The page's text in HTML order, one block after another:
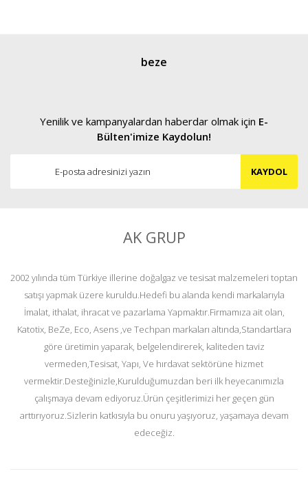
beze
Yenilik ve kampanyalardan haberdar olmak için E-
Bülten'imize Kaydolun!
KAYDOL
AK GRUP
2002 yılında tüm Türkiye illerine doğalgaz ve tesisat malzemeleri toptan
satışı yapmak üzere kuruldu.Hedefi bu alanda kendi markalarıyla
İmalat, ithalat, ihracat ve pazarlama Yapmaktır.Firmamıza ait olan,
Katotix, BeZe, Eco, Asens ,ve Techpan markaları altında,Standartlara
göre üretimin yaparak, belgelendirerek, kaliteden taviz
vermeden,Tesisat, Yapı, Ve hırdavat sektörüne hizmet
vermektir.Desteğinizle,Kurulduğumuzdan beri ilk heyecanımızla
çalışmaya devam ediyoruz.Ürün çeşitlerimizi her geçen gün
arttırıyoruz.Sizlerin katkısıyla bu onuru yaşıyoruz, yaşamaya devam
edeceğiz.